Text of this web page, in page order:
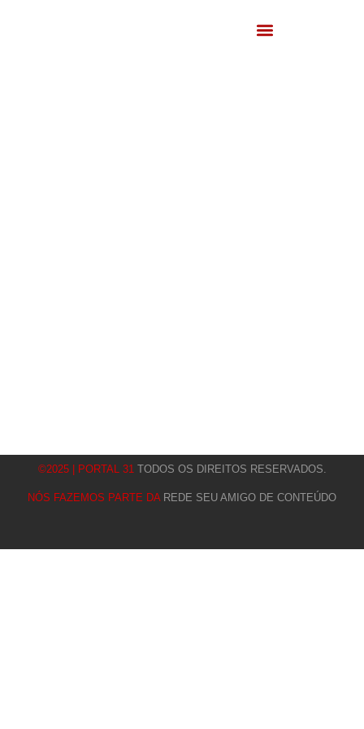
©2025 | PORTAL 31 TODOS OS DIREITOS RESERVADOS.
NÓS FAZEMOS PARTE DA REDE SEU AMIGO DE CONTEÚDO